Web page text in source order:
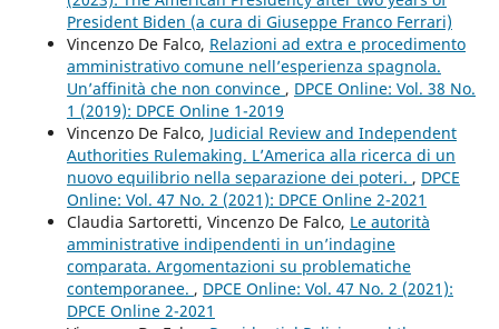
President Biden (a cura di Giuseppe Franco Ferrari)
Vincenzo De Falco, Relazioni ad extra e procedimento
amministrativo comune nell’esperienza spagnola.
Un’affinità che non convince , DPCE Online: Vol. 38 No.
1 (2019): DPCE Online 1-2019
Vincenzo De Falco, Judicial Review and Independent
Authorities Rulemaking. L’America alla ricerca di un
nuovo equilibrio nella separazione dei poteri. , DPCE
Online: Vol. 47 No. 2 (2021): DPCE Online 2-2021
Claudia Sartoretti, Vincenzo De Falco, Le autorità
amministrative indipendenti in un’indagine
comparata. Argomentazioni su problematiche
contemporanee. , DPCE Online: Vol. 47 No. 2 (2021):
DPCE Online 2-2021